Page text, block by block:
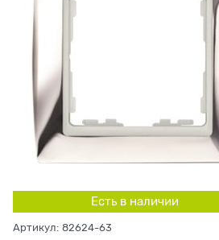
Есть в наличии
Артикул: 82624-63